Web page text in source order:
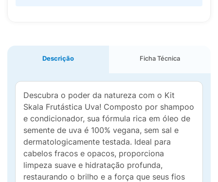
Descrição Ficha Técnica
Descubra o poder da natureza com o Kit
Skala Frutástica Uva! Composto por shampoo
e condicionador, sua fórmula rica em óleo de
semente de uva é 100% vegana, sem sal e
dermatologicamente testada. Ideal para
cabelos fracos e opacos, proporciona
limpeza suave e hidratação profunda,
restaurando o brilho e a força que seus fios